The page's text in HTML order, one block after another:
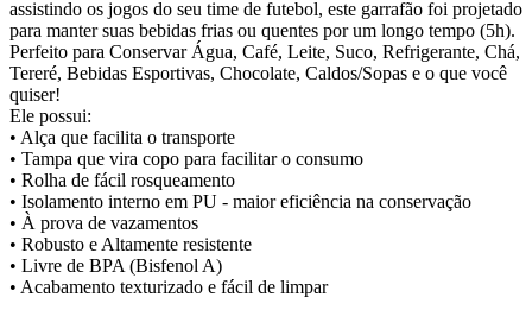
assistindo os jogos do seu time de futebol, este garrafão foi projetado
para manter suas bebidas frias ou quentes por um longo tempo (5h).
Perfeito para Conservar Água, Café, Leite, Suco, Refrigerante, Chá,
Tereré, Bebidas Esportivas, Chocolate, Caldos/Sopas e o que você
quiser!
Ele possui:
• Alça que facilita o transporte
• Tampa que vira copo para facilitar o consumo
• Rolha de fácil rosqueamento
• Isolamento interno em PU - maior eficiência na conservação
• À prova de vazamentos
• Robusto e Altamente resistente
• Livre de BPA (Bisfenol A)
• Acabamento texturizado e fácil de limpar